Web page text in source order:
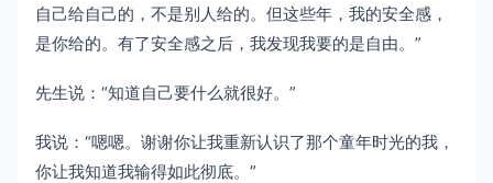
自己给自己的，不是别人给的。但这些年，我的安全感，
是你给的。有了安全感之后，我发现我要的是自由。”
先生说：“知道自己要什么就很好。”
我说：“嗯嗯。谢谢你让我重新认识了那个童年时光的我，
你让我知道我输得如此彻底。”